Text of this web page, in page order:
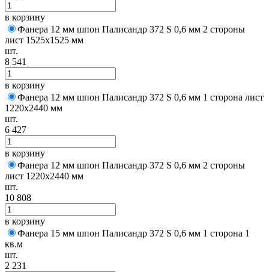
в корзину
Фанера 12 мм шпон Палисандр 372 S 0,6 мм 2 стороны
лист 1525х1525 мм
шт.
8 541
в корзину
Фанера 12 мм шпон Палисандр 372 S 0,6 мм 1 сторона лист
1220х2440 мм
шт.
6 427
в корзину
Фанера 12 мм шпон Палисандр 372 S 0,6 мм 2 стороны
лист 1220х2440 мм
шт.
10 808
в корзину
Фанера 15 мм шпон Палисандр 372 S 0,6 мм 1 сторона 1
кв.м
шт.
2 231